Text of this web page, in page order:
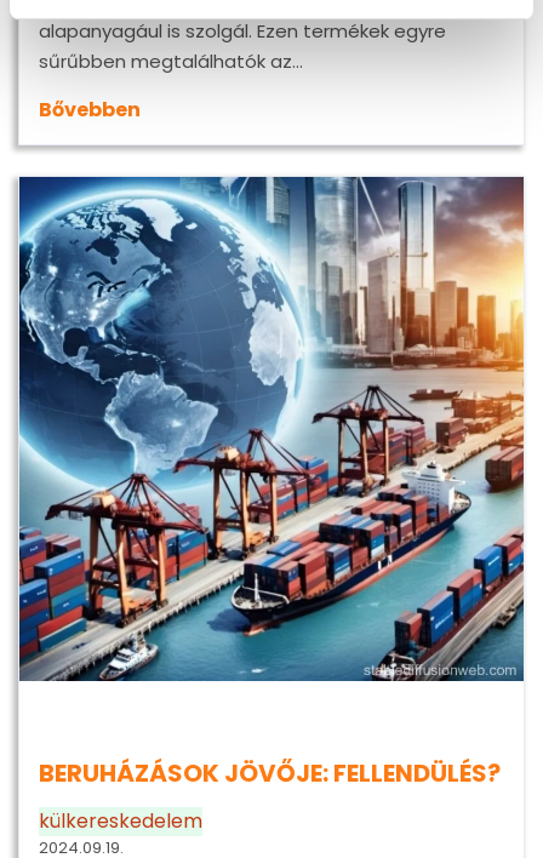
alapanyagául is szolgál. Ezen termékek egyre
sűrűbben megtalálhatók az…
Bővebben
BERUHÁZÁSOK JÖVŐJE: FELLENDÜLÉS?
külkereskedelem
2024.09.19.